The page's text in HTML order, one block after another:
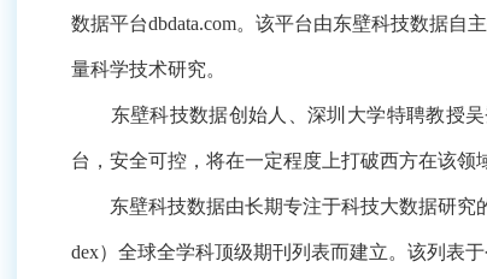
数据平台dbdata.com。该平台由东壁科技数据
量科学技术研究。
东壁科技数据创始人、深圳大学特聘教授吴
台，安全可控，将在一定程度上打破西方在该领
东壁科技数据由长期专注于科技大数据研究
dex）全球全学科顶级期刊列表而建立。该列表